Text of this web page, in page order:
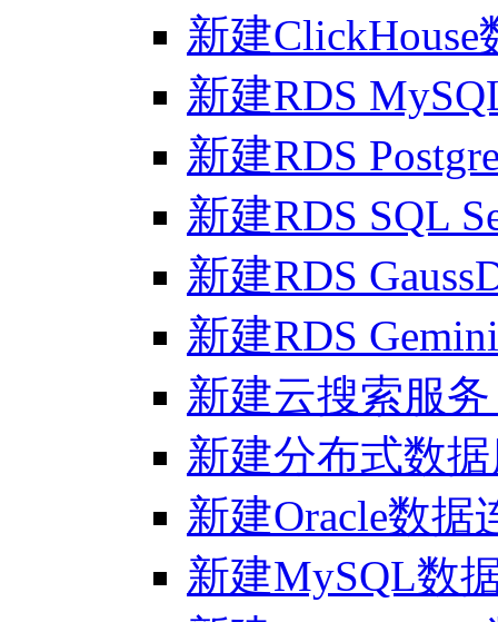
新建ClickHouse
新建RDS
新建RDS
新建RDS SQL
新建RDS
新建RDS
新建云搜索服务
新建分布式数
新建Oracle数据
新建MySQL数